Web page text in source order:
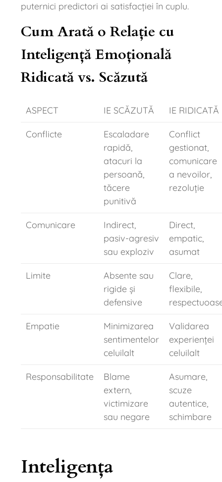
puternici predictori ai satisfacției în cuplu.
Cum Arată o Relație cu
Inteligență Emoțională
Ridicată vs. Scăzută
ASPECT IE SCĂZUTĂ IE RIDICATĂ
Conflicte
Escaladare
rapidă,
atacuri la
persoană,
tăcere
punitivă
Conflict
gestionat,
comunicare
a nevoilor,
rezoluție
Comunicare
Indirect,
pasiv-agresiv
sau exploziv
Direct,
empatic,
asumat
Limite
Absente sau
rigide și
defensive
Clare,
flexibile,
Empatie
Minimizarea
sentimentelor
celuilalt
Validarea
experienței
celuilalt
Responsabilitate
Blame
extern,
victimizare
sau negare
Asumare,
scuze
autentice,
schimbare
Inteligența